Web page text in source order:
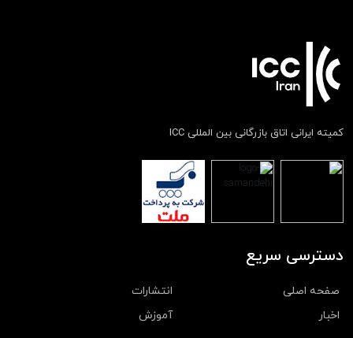
کمیته ایرانی اتاق بازرگانی بین المللی ICC
دسترسی سریع
صفحه اصلی
انتشارات
اخبار
آموزش